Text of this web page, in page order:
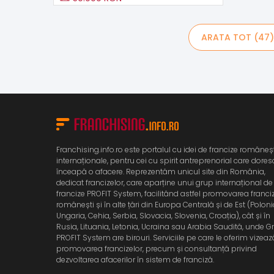
ARATA TOT (47)
Franchising.info.ro este portalul cu idei de francize
internaționale, pentru cei cu spirit antreprenorial care
înceapă o afacere. Reprezentăm unicul site din România,
dedicat francizelor, care aparține unui grup internațional de
francize PROFIT System, facilitând astfel promovarea
românești și în alte țări din Europa Centrală și de Est
Ungaria, Cehia, Serbia, Slovacia, Slovenia, Croația), cât și în
Rusia, Lituania, Letonia, Ucraina sau Arabia Saudită, unde
PROFIT System are birouri. Serviciile pe care le oferim
promovarea francizelor, precum și consultanță privind
dezvoltarea afacerilor în sistem de franciză.